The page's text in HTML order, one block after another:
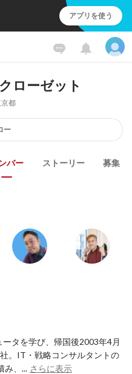
アプリを使う
ローゼット
都
ー
バー ストーリー 募集
タを学び、帰国後2003年4月
。IT・戦略コンサルタントの
み、... さらに表示